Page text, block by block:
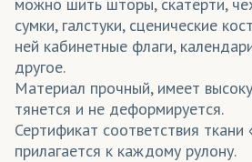
сумки, галстуки, сценические
ней кабинетные флаги,
другое.
Материал прочный, имеет
тянется и не деформируется.
Сертификат соответствия ткани
прилагается к каждому рулону.